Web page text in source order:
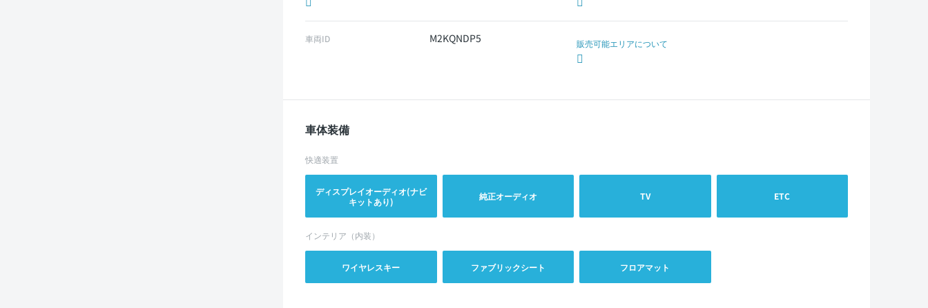
車両ID M2KQNDP5 販売可能エリアについて
車体装備
快適装置
ディスプレイオーディオ(ナビ
キットあり)
純正オーディオ TV ETC
インテリア（内装）
ワイヤレスキー ファブリックシート フロアマット